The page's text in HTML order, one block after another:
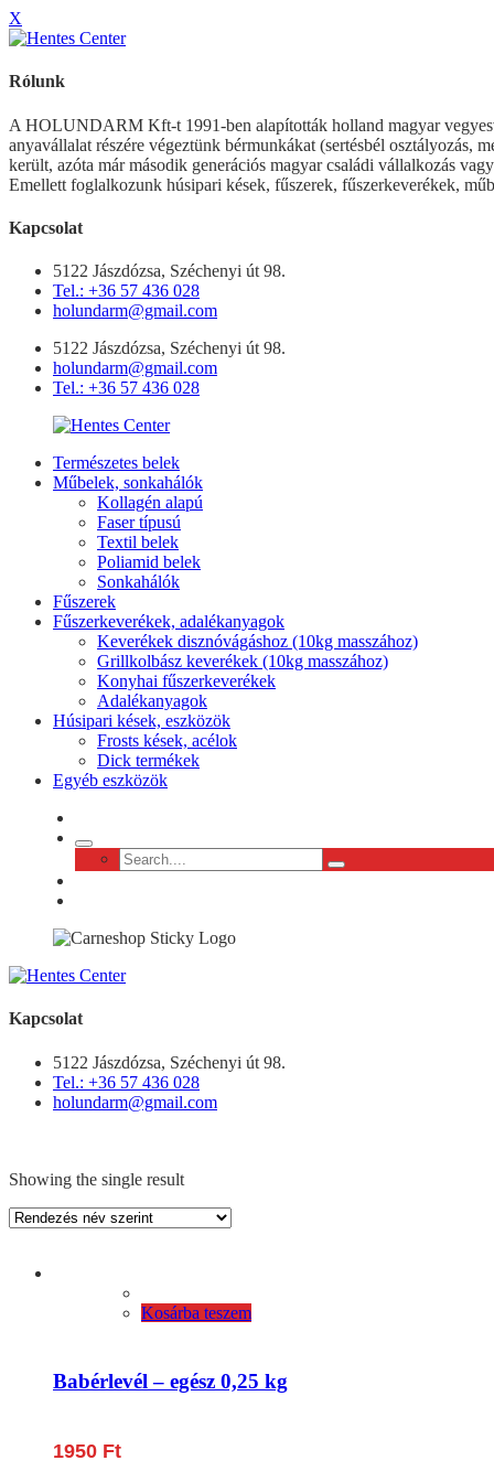
X
Rólunk
A HOLUNDARM Kft-t 1991-ben alapították holland magyar
anyavállalat részére végeztünk bérmunkákat (sertésbél osztályozás,
került, azóta már második generációs magyar családi vállalkozás
Emellett foglalkozunk húsipari kések, fűszerek, fűszerkeverékek,
Kapcsolat
5122 Jászdózsa, Széchenyi út 98.
Tel.: +36 57 436 028
holundarm@gmail.com
5122 Jászdózsa, Széchenyi út 98.
holundarm@gmail.com
Tel.: +36 57 436 028
Természetes belek
Műbelek, sonkahálók
Kollagén alapú
Faser típusú
Textil belek
Poliamid belek
Sonkahálók
Fűszerek
Fűszerkeverékek, adalékanyagok
Keverékek disznóvágáshoz (10kg masszához)
Grillkolbász keverékek (10kg masszához)
Konyhai fűszerkeverékek
Adalékanyagok
Húsipari kések, eszközök
Frosts kések, acélok
Dick termékek
Egyéb eszközök
Kapcsolat
5122 Jászdózsa, Széchenyi út 98.
Tel.: +36 57 436 028
holundarm@gmail.com
Showing the single result
Kosárba teszem
Babérlevél – egész 0,25 kg
1950 Ft